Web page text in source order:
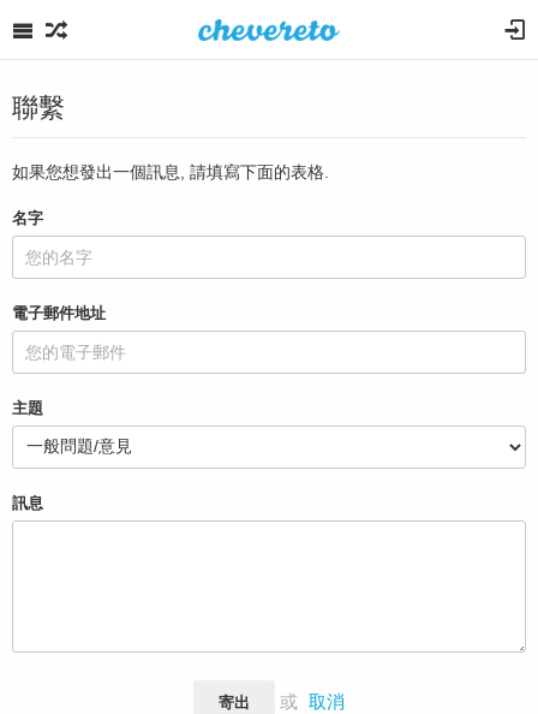
聯繫
如果您想發出一個訊息, 請填寫下面的表格.
名字
電子郵件地址
主題
訊息
寄出 或 取消